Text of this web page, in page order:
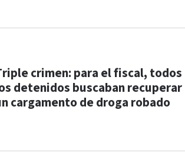
crimen: para el fiscal, todos
detenidos buscaban recuperar
cargamento de droga robado